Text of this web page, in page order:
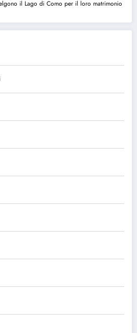
il Lago di Como per il loro matrimonio